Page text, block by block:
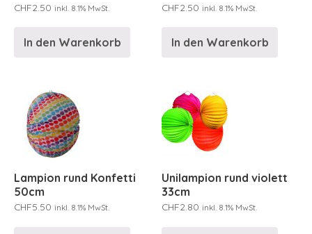
CHF2.50 inkl. 8.1% MwSt.
In den Warenkorb
CHF2.50 inkl. 8.1% MwSt.
In den Warenkorb
Lampion rund Konfetti
50cm
CHF5.50 inkl. 8.1% MwSt.
Unilampion rund violett
33cm
CHF2.80 inkl. 8.1% MwSt.